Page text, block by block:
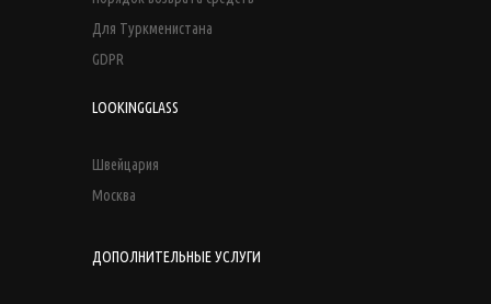
Для Туркменистана
GDPR
LOOKINGGLASS
Швейцария
Москва
ДОПОЛНИТЕЛЬНЫЕ УСЛУГИ